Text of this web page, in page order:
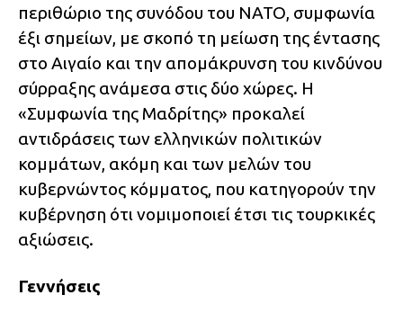
περιθώριο της συνόδου του ΝΑΤΟ, συμφωνία
έξι σημείων, με σκοπό τη μείωση της έντασης
στο Αιγαίο και την απομάκρυνση του κινδύνου
σύρραξης ανάμεσα στις δύο χώρες. Η
«Συμφωνία της Μαδρίτης» προκαλεί
αντιδράσεις των ελληνικών πολιτικών
κομμάτων, ακόμη και των μελών του
κυβερνώντος κόμματος, που κατηγορούν την
κυβέρνηση ότι νομιμοποιεί έτσι τις τουρκικές
αξιώσεις.
Γεννήσεις